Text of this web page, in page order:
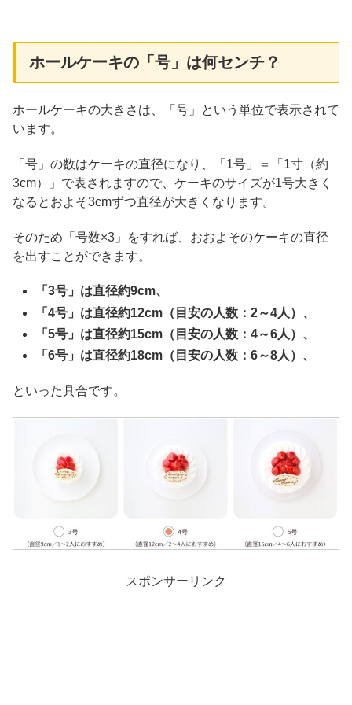
ホールケーキの「号」は何センチ？
ホールケーキの大きさは、「号」という単位で表示されて
います。
「号」の数はケーキの直径になり、「1号」＝「1寸（約
3cm）」で表されますので、ケーキのサイズが1号大きく
なるとおよそ3cmずつ直径が大きくなります。
そのため「号数×3」をすれば、おおよそのケーキの直径
を出すことができます。
「3号」は直径約9cm、
「4号」は直径約12cm（目安の人数：2～4人）、
「5号」は直径約15cm（目安の人数：4～6人）、
「6号」は直径約18cm（目安の人数：6～8人）、
といった具合です。
スポンサーリンク